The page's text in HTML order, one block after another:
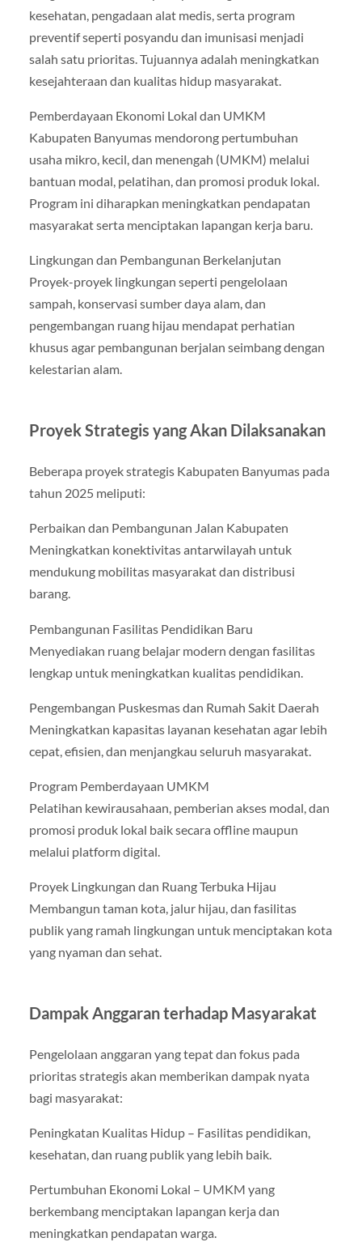
kesehatan, pengadaan alat medis, serta program
preventif seperti posyandu dan imunisasi menjadi
salah satu prioritas. Tujuannya adalah meningkatkan
kesejahteraan dan kualitas hidup masyarakat.
Pemberdayaan Ekonomi Lokal dan UMKM
Kabupaten Banyumas mendorong pertumbuhan
usaha mikro, kecil, dan menengah (UMKM) melalui
bantuan modal, pelatihan, dan promosi produk lokal.
Program ini diharapkan meningkatkan pendapatan
masyarakat serta menciptakan lapangan kerja baru.
Lingkungan dan Pembangunan Berkelanjutan
Proyek-proyek lingkungan seperti pengelolaan
sampah, konservasi sumber daya alam, dan
pengembangan ruang hijau mendapat perhatian
khusus agar pembangunan berjalan seimbang dengan
kelestarian alam.
Proyek Strategis yang Akan Dilaksanakan
Beberapa proyek strategis Kabupaten Banyumas pada
tahun 2025 meliputi:
Perbaikan dan Pembangunan Jalan Kabupaten
Meningkatkan konektivitas antarwilayah untuk
mendukung mobilitas masyarakat dan distribusi
barang.
Pembangunan Fasilitas Pendidikan Baru
Menyediakan ruang belajar modern dengan fasilitas
lengkap untuk meningkatkan kualitas pendidikan.
Pengembangan Puskesmas dan Rumah Sakit Daerah
Meningkatkan kapasitas layanan kesehatan agar lebih
cepat, efisien, dan menjangkau seluruh masyarakat.
Program Pemberdayaan UMKM
Pelatihan kewirausahaan, pemberian akses modal, dan
promosi produk lokal baik secara offline maupun
melalui platform digital.
Proyek Lingkungan dan Ruang Terbuka Hijau
Membangun taman kota, jalur hijau, dan fasilitas
publik yang ramah lingkungan untuk menciptakan kota
yang nyaman dan sehat.
Dampak Anggaran terhadap Masyarakat
Pengelolaan anggaran yang tepat dan fokus pada
prioritas strategis akan memberikan dampak nyata
bagi masyarakat:
Peningkatan Kualitas Hidup – Fasilitas pendidikan,
kesehatan, dan ruang publik yang lebih baik.
Pertumbuhan Ekonomi Lokal – UMKM yang
berkembang menciptakan lapangan kerja dan
meningkatkan pendapatan warga.